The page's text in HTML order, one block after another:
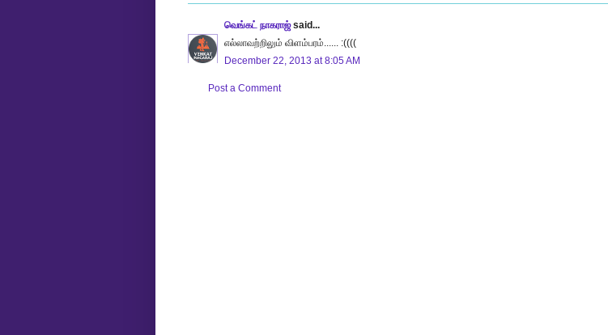
வெங்கட் நாகராஜ்said...
எல்லாவற்றிலும் விளம்பரம்...... :((((
December 22, 2013 at 8:05 AM
Post a Comment